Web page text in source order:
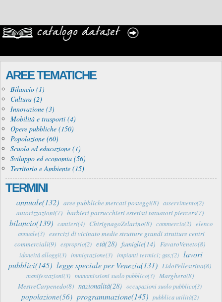
AREE TEMATICHE
Bilancio (1)
Cultura (2)
Innovazione (3)
Mobilità e trasporti (4)
Opere pubbliche (150)
Popolazione (60)
Scuola ed educazione (1)
Sviluppo ed economia (56)
Territorio e Ambiente (15)
TERMINI
annuale(132) aree pubbliche mercati posteggi(8) asservimento(2)
autorizzazioni(7) barbieri parrucchieri estetisti tatuatori piercers(7)
bilancio(139) cantieri(4) ChirignagoZelarino(8) commercio(2) elenco
annuale(3) esercizi di vicinato medie strutture grandi strutture centri
commerciali(9) esproprio(2) età(28) famiglie(14) FavaroVeneto(8)
idoneità alloggi(3) immigrazione(3) impianti termici; gas;(2) lavori
pubblici(145) legge speciale per Venezia(131) LidoPellestrina(8)
manifestazioni(3) manomissioni suolo pubblico(3) Marghera(8)
MestreCarpenedo(8) nazionalità(28) occupazioni suolo pubblico(3)
popolazione(56) programmazione(145) pubblica utilità(2)